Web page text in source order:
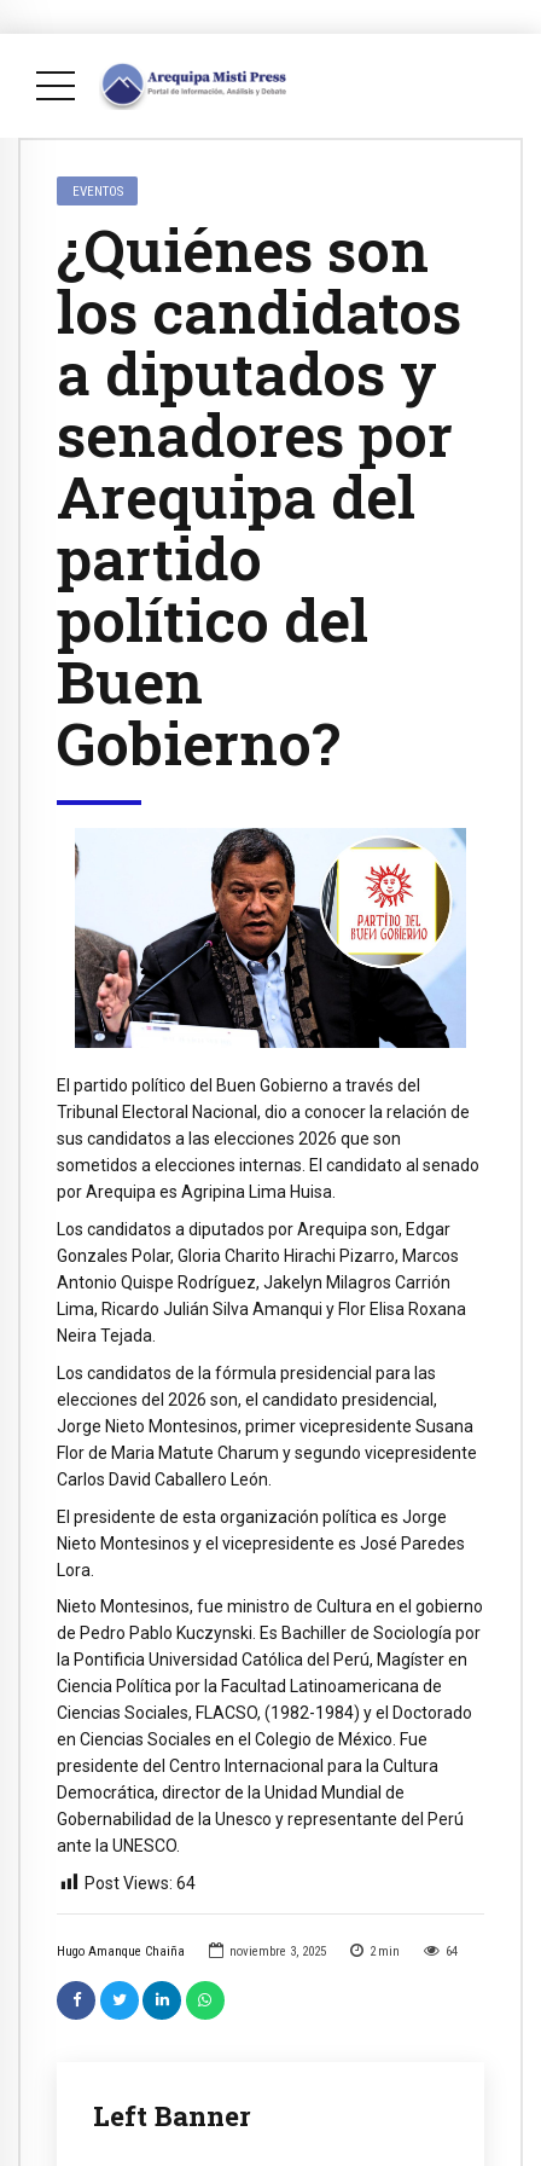
Hugo Amanque Chaiña noviembre 3, 2025 2 min 64
Left Banner
EVENTOS
¿Quiénes son
los candidatos
a diputados y
senadores por
Arequipa del
partido
político del
Buen
Gobierno?
El partido político del Buen Gobierno a través del
Tribunal Electoral Nacional, dio a conocer la relación de
sus candidatos a las elecciones 2026 que son
sometidos a elecciones internas. El candidato al senado
por Arequipa es Agripina Lima Huisa.
Los candidatos a diputados por Arequipa son, Edgar
Gonzales Polar, Gloria Charito Hirachi Pizarro, Marcos
Antonio Quispe Rodríguez, Jakelyn Milagros Carrión
Lima, Ricardo Julián Silva Amanqui y Flor Elisa Roxana
Neira Tejada.
Los candidatos de la fórmula presidencial para las
elecciones del 2026 son, el candidato presidencial,
Jorge Nieto Montesinos, primer vicepresidente Susana
Flor de Maria Matute Charum y segundo vicepresidente
Carlos David Caballero León.
El presidente de esta organización política es Jorge
Nieto Montesinos y el vicepresidente es José Paredes
Lora.
Nieto Montesinos, fue ministro de Cultura en el gobierno
de Pedro Pablo Kuczynski. Es Bachiller de Sociología por
la Pontificia Universidad Católica del Perú, Magíster en
Ciencia Política por la Facultad Latinoamericana de
Ciencias Sociales, FLACSO, (1982-1984) y el Doctorado
en Ciencias Sociales en el Colegio de México. Fue
presidente del Centro Internacional para la Cultura
Democrática, director de la Unidad Mundial de
Gobernabilidad de la Unesco y representante del Perú
ante la UNESCO.
Post Views: 64